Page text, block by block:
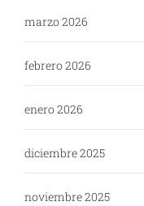
marzo 2026
febrero 2026
enero 2026
diciembre 2025
noviembre 2025